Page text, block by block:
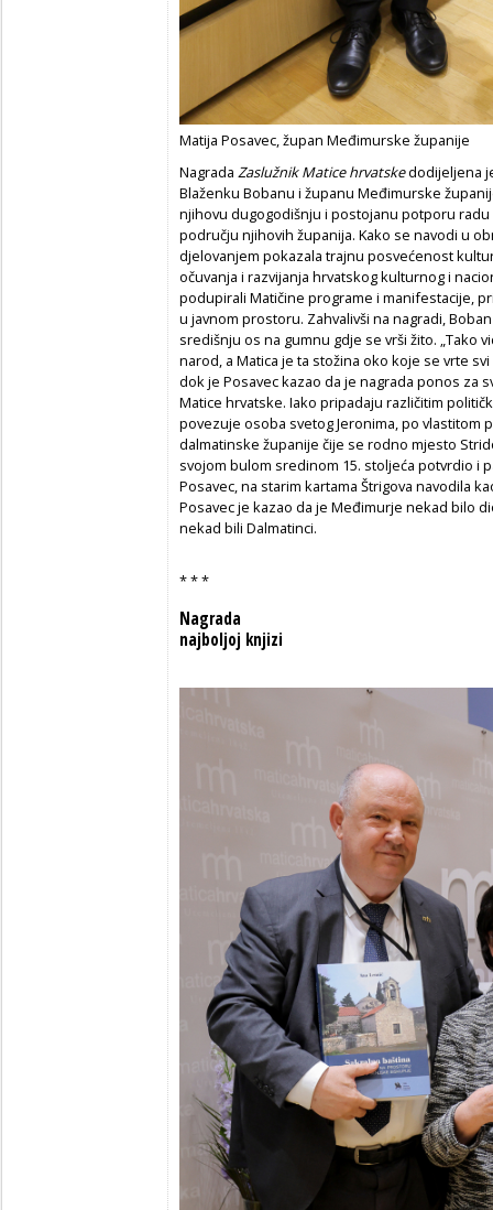
Matija Posavec, župan Međimurske županije
Nagrada Zaslužnik Matice hrvatskedodijeljena
Blaženku Bobanu i županu Međimurske
njihovu dugogodišnju i postojanu potporu
području njihovih županija. Kako se navodi u
djelovanjem pokazala trajnu posvećenost
očuvanja i razvijanja hrvatskog kulturnog i
podupirali Matičine programe i manifestacije,
u javnom prostoru. Zahvalivši na nagradi,
središnju os na gumnu gdje se vrši žito. „Tako
narod, a Matica je ta stožina oko koje se vrte
dok je Posavec kazao da je nagrada ponos za
Matice hrvatske. Iako pripadaju različitim
povezuje osoba svetog Jeronima, po vlastitom
dalmatinske županije čije se rodno mjesto
svojom bulom sredinom 15. stoljeća potvrdio i
Posavec, na starim kartama Štrigova navodila
Posavec je kazao da je Međimurje nekad bilo
nekad bili Dalmatinci.
* * *
Nagrada
najboljoj knjizi